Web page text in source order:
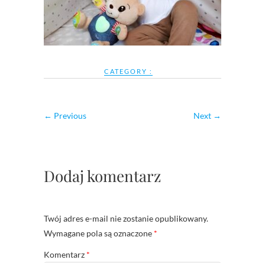
CATEGORY :
← Previous Next →
Dodaj komentarz
Twój adres e-mail nie zostanie opublikowany.
Wymagane pola są oznaczone *
Komentarz *